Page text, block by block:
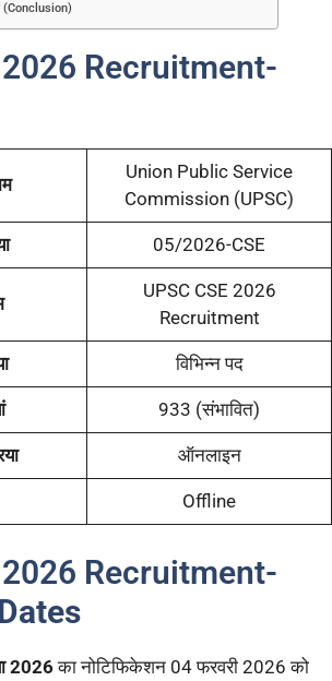
(Conclusion)
2026 Recruitment-
Union Public Service
Commission (UPSC)
05/2026-CSE
UPSC CSE 2026
Recruitment
विभिन्न पद
933 (संभावित)
ऑनलाइन
Offline
2026 Recruitment-
2026का नोटिफिकेशन 04 फरवरी 2026 को